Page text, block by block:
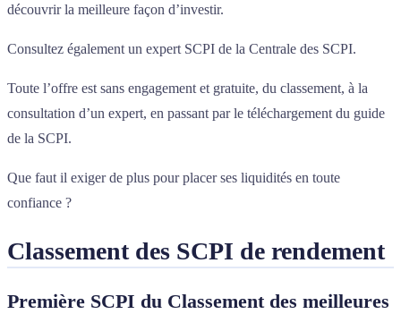
découvrir la meilleure façon d’investir.
Consultez également un expert SCPI de la Centrale des SCPI.
Toute l’offre est sans engagement et gratuite, du classement, à la
consultation d’un expert, en passant par le téléchargement du guide
de la SCPI.
Que faut il exiger de plus pour placer ses liquidités en toute
confiance ?
Classement des SCPI de rendement
Première SCPI du Classement des meilleures